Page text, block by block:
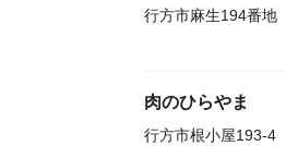
行方市麻生194番地
肉のひらやま
行方市根小屋193-4